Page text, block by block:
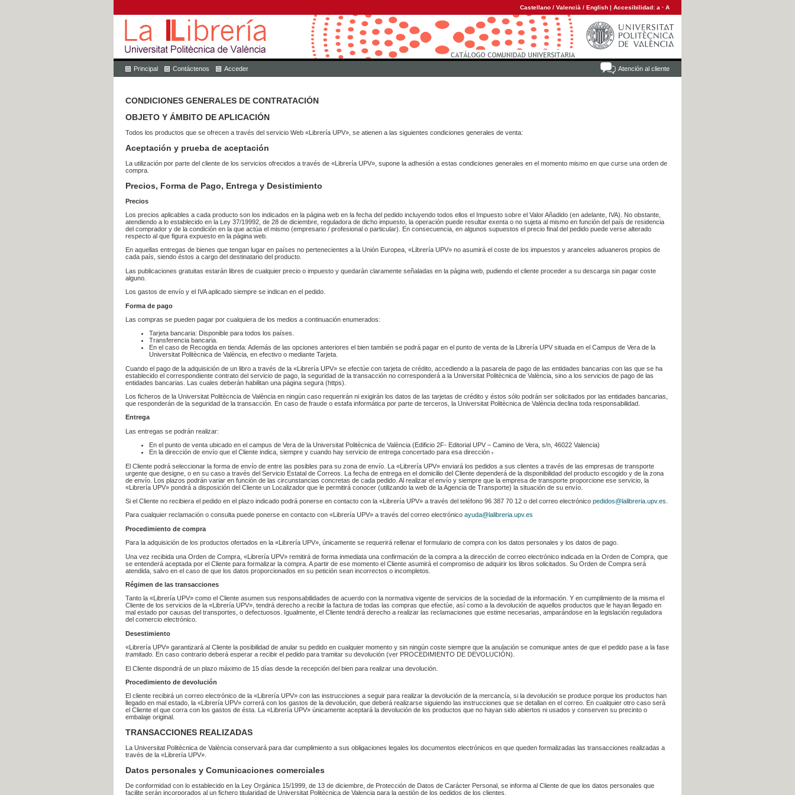
Castellano / Valencià / English | Accesibilidad: a · A
Atención al cliente
Principal Contáctenos Acceder
CONDICIONES GENERALES DE CONTRATACIÓN
OBJETO Y ÁMBITO DE APLICACIÓN
Todos los productos que se ofrecen a través del servicio Web «Librería UPV», se atienen a las siguientes condiciones generales de venta:
Aceptación y prueba de aceptación
La utilización por parte del cliente de los servicios ofrecidos a través de «Librería UPV», supone la adhesión a estas condiciones generales en el momento mismo en que curse una orden de
compra.
Precios, Forma de Pago, Entrega y Desistimiento
Precios
Los precios aplicables a cada producto son los indicados en la página web en la fecha del pedido incluyendo todos ellos el Impuesto sobre el Valor Añadido (en adelante, IVA). No obstante,
atendiendo a lo establecido en la Ley 37/19992, de 28 de diciembre, reguladora de dicho impuesto, la operación puede resultar exenta o no sujeta al mismo en función del país de residencia
del comprador y de la condición en la que actúa el mismo (empresario / profesional o particular). En consecuencia, en algunos supuestos el precio final del pedido puede verse alterado
respecto al que figura expuesto en la página web.
En aquellas entregas de bienes que tengan lugar en países no pertenecientes a la Unión Europea, «Librería UPV» no asumirá el coste de los impuestos y aranceles aduaneros propios de
cada país, siendo éstos a cargo del destinatario del producto.
Las publicaciones gratuitas estarán libres de cualquier precio o impuesto y quedarán claramente señaladas en la página web, pudiendo el cliente proceder a su descarga sin pagar coste
alguno.
Los gastos de envío y el IVA aplicado siempre se indican en el pedido.
Forma de pago
Las compras se pueden pagar por cualquiera de los medios a continuación enumerados:
Tarjeta bancaria: Disponible para todos los países.
Transferencia bancaria.
En el caso de Recogida en tienda: Además de las opciones anteriores el bien también se podrá pagar en el punto de venta de la Librería UPV situada en el Campus de Vera de la
Universitat Politècnica de València, en efectivo o mediante Tarjeta.
Cuando el pago de la adquisición de un libro a través de la «Librería UPV» se efectúe con tarjeta de crédito, accediendo a la pasarela de pago de las entidades bancarias con las que se ha
establecido el correspondiente contrato del servicio de pago, la seguridad de la transacción no corresponderá a la Universitat Politècnica de València, sino a los servicios de pago de las
entidades bancarias. Las cuales deberán habilitan una página segura (https).
Los ficheros de la Universitat Politècncia de València en ningún caso requerirán ni exigirán los datos de las tarjetas de crédito y éstos sólo podrán ser solicitados por las entidades bancarias,
que responderán de la seguridad de la transacción. En caso de fraude o estafa informática por parte de terceros, la Universitat Politècnica de València declina toda responsabilidad.
Entrega
Las entregas se podrán realizar:
En el punto de venta ubicado en el campus de Vera de la Universitat Politècnica de València (Edificio 2F- Editorial UPV – Camino de Vera, s/n, 46022 Valencia)
En la dirección de envío que el Cliente indica, siempre y cuando hay servicio de entrega concertado para esa dirección .
El Cliente podrá seleccionar la forma de envío de entre las posibles para su zona de envío. La «Librería UPV» enviará los pedidos a sus clientes a través de las empresas de transporte
urgente que designe, o en su caso a través del Servicio Estatal de Correos. La fecha de entrega en el domicilio del Cliente dependerá de la disponibilidad del producto escogido y de la zona
de envío. Los plazos podrán variar en función de las circunstancias concretas de cada pedido. Al realizar el envío y siempre que la empresa de transporte proporcione ese servicio, la
«Librería UPV» pondrá a disposición del Cliente un Localizador que le permitirá conocer (utilizando la web de la Agencia de Transporte) la situación de su envío.
Si el Cliente no recibiera el pedido en el plazo indicado podrá ponerse en contacto con la «Librería UPV» a través del teléfono 96 387 70 12 o del correo electrónico pedidos@lalibreria.upv.es
Para cualquier reclamación o consulta puede ponerse en contacto con «Librería UPV» a través del correo electrónico ayuda@lalibreria.upv.es
Procedimiento de compra
Para la adquisición de los productos ofertados en la «Librería UPV», únicamente se requerirá rellenar el formulario de compra con los datos personales y los datos de pago.
Una vez recibida una Orden de Compra, «Librería UPV» remitirá de forma inmediata una confirmación de la compra a la dirección de correo electrónico indicada en la Orden de Compra, que
se entenderá aceptada por el Cliente para formalizar la compra. A partir de ese momento el Cliente asumirá el compromiso de adquirir los libros solicitados. Su Orden de Compra será
atendida, salvo en el caso de que los datos proporcionados en su petición sean incorrectos o incompletos.
Régimen de las transacciones
Tanto la «Librería UPV» como el Cliente asumen sus responsabilidades de acuerdo con la normativa vigente de servicios de la sociedad de la información. Y en cumplimiento de la misma el
Cliente de los servicios de la «Librería UPV», tendrá derecho a recibir la factura de todas las compras que efectúe, así como a la devolución de aquellos productos que le hayan llegado en
mal estado por causas del transportes, o defectuosos. Igualmente, el Cliente tendrá derecho a realizar las reclamaciones que estime necesarias, amparándose en la legislación reguladora
del comercio electrónico.
Desestimiento
«Librería UPV» garantizará al Cliente la posibilidad de anular su pedido en cualquier momento y sin ningún coste siempre que la anulación se comunique antes de que el pedido pase a la fase
tramitado . En caso contrario deberá esperar a recibir el pedido para tramitar su devolución (ver PROCEDIMIENTO DE DEVOLUCIÓN).
El Cliente dispondrá de un plazo máximo de 15 días desde la recepción del bien para realizar una devolución.
Procedimiento de devolución
El cliente recibirá un correo electrónico de la «Librería UPV» con las instrucciones a seguir para realizar la devolución de la mercancía, si la devolución se produce porque los productos han
llegado en mal estado, la «Librería UPV» correrá con los gastos de la devolución, que deberá realizarse siguiendo las instrucciones que se detallan en el correo. En cualquier otro caso será
el Cliente el que corra con los gastos de ésta. La «Librería UPV» únicamente aceptará la devolución de los productos que no hayan sido abiertos ni usados y conserven su precinto o
embalaje original.
TRANSACCIONES REALIZADAS
La Universitat Politècnica de València conservará para dar cumplimiento a sus obligaciones legales los documentos electrónicos en que queden formalizadas las transacciones realizadas a
través de la «Librería UPV».
Datos personales y Comunicaciones comerciales
De conformidad con lo establecido en la Ley Orgánica 15/1999, de 13 de diciembre, de Protección de Datos de Carácter Personal, se informa al Cliente de que los datos personales que
facilite serán incorporados al un fichero titularidad de Universitat Politècnica de Valencia para la gestión de los pedidos de los clientes.